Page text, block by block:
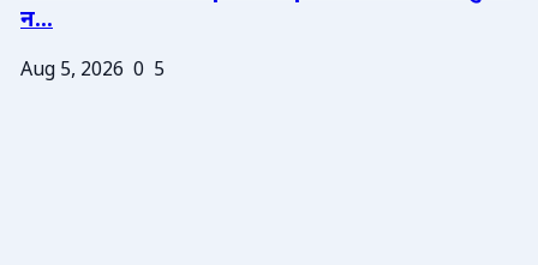
न...
Aug 5, 2026 0 5